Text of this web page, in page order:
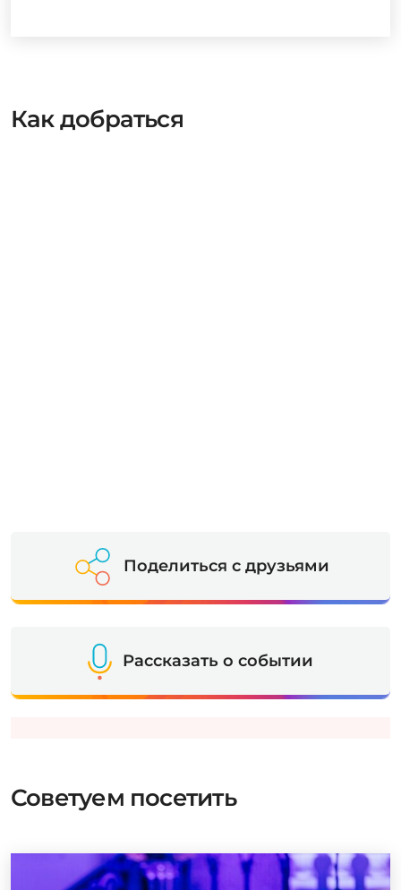
Как добраться
Поделиться с друзьями
Рассказать о событии
Советуем посетить